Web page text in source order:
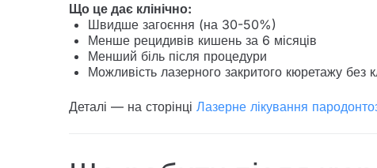
Що це дає клінічно:
Швидше загоєння (на 30-50%)
Менше рецидивів кишень за 6 місяців
Менший біль після процедури
Можливість лазерного закритого кюретажу
Деталі — на сторінці Лазерне лікування